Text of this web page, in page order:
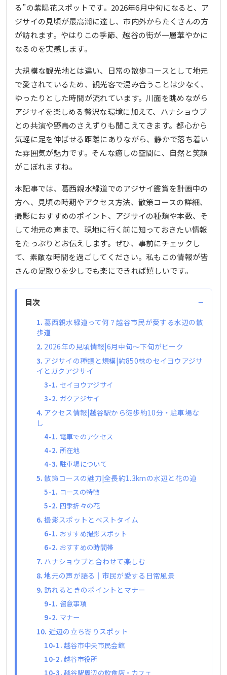
る”の紫陽花スポットです。2026年6月中旬になると、ア
ジサイの見頃が最高潮に達し、市内外からたくさんの方
が訪れます。やはりこの季節、越谷の街が一層華やかに
なるのを実感します。
大規模な観光地とは違い、日常の散歩コースとして地元
で愛されているため、観光客で混み合うことは少なく、
ゆったりとした時間が流れています。川面を眺めながら
アジサイを楽しめる贅沢な環境に加えて、ハナショウブ
との共演や野鳥のさえずりも聞こえてきます。都心から
気軽に足を伸ばせる距離にありながら、静かで落ち着い
た雰囲気が魅力です。そんな癒しの空間に、自然と笑顔
がこぼれますね。
本記事では、葛西親水緑道でのアジサイ鑑賞を計画中の
方へ、見頃の時期やアクセス方法、散策コースの詳細、
撮影におすすめのポイント、アジサイの種類や本数、そ
して地元の声まで、現地に行く前に知っておきたい情報
をたっぷりとお伝えします。ぜひ、事前にチェックし
て、素敵な時間を過ごしてください。私もこの情報が皆
さんの足取りを少しでも楽にできれば嬉しいです。
目次 −
葛西親水緑道って何？越谷市民が愛する水辺の散
歩道
2026年の見頃情報|6月中旬〜下旬がピーク
アジサイの種類と規模|約850株のセイヨウアジサ
イとガクアジサイ
セイヨウアジサイ
ガクアジサイ
アクセス情報|越谷駅から徒歩約10分・駐車場な
し
電車でのアクセス
所在地
駐車場について
散策コースの魅力|全長約1.3kmの水辺と花の道
コースの特徴
四季折々の花
撮影スポットとベストタイム
おすすめ撮影スポット
おすすめの時間帯
ハナショウブと合わせて楽しむ
地元の声が語る｜市民が愛する日常風景
訪れるときのポイントとマナー
留意事項
マナー
近辺の立ち寄りスポット
越谷市中央市民会館
越谷市役所
越谷駅周辺の飲食店・カフェ